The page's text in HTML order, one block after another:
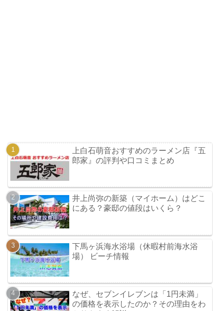
上白石萌音おすすめのラーメン店『五
郎家』の評判や口コミまとめ
井上尚弥の新築（マイホーム）はどこ
にある？豪邸の値段はいくら？
下馬ヶ浜海水浴場（休暇村前海水浴
場） ビーチ情報
なぜ、セブンイレブンは「1円未満」
の価格を表示したのか？その理由をわ